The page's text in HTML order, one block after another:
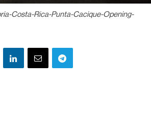
Costa-Rica-Punta-Cacique-Opening-